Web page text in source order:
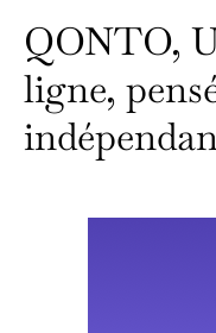
QONTO,
ligne,